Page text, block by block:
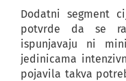
Dodatni segment
potvrde da se
ispunjavaju ni
jedinicama
pojavila takva